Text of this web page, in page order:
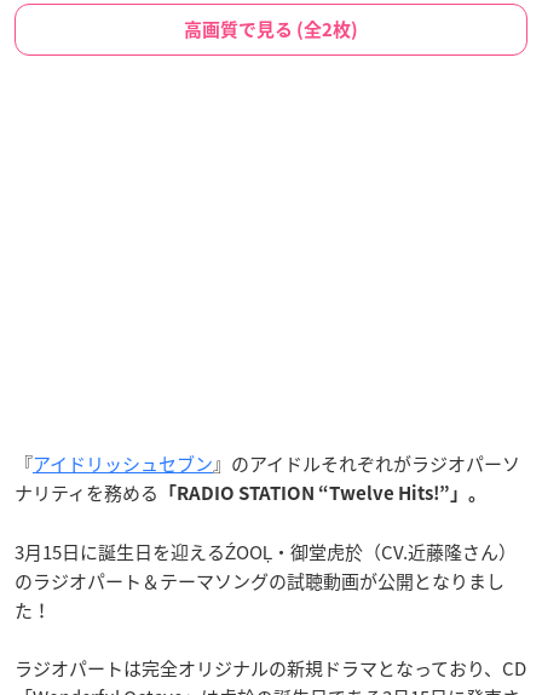
高画質で見る (全2枚)
『アイドリッシュセブン』のアイドルそれぞれがラジオパーソ
ナリティを務める
「RADIO STATION “Twelve Hits!”」。
3月15日に誕生日を迎えるŹOOĻ・御堂虎於（CV.近藤隆さん）
のラジオパート＆テーマソングの試聴動画が公開となりまし
た！
ラジオパートは完全オリジナルの新規ドラマとなっており、CD